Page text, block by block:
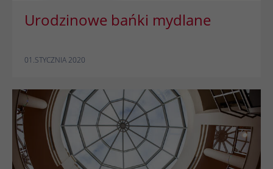
Urodzinowe bańki mydlane
01.STYCZNIA 2020